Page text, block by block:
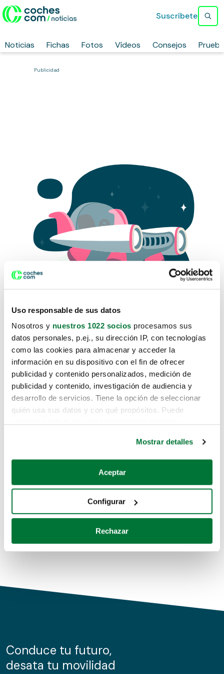
Uso responsable de sus datos
Nosotros y nuestros 1022 socios procesamos sus
datos personales, p.ej., su dirección IP, con tecnologías
como las cookies para almacenar y acceder la
información en su dispositivo con el fin de ofrecer
publicidad y contenido personalizados, medición de
publicidad y contenido, investigación de audiencia y
desarrollo de servicios. Tiene la opción de seleccionar
quién usa sus datos y con qué propósitos. Puede
Si lo permite, también quisiéramos:
Recopilar información sobre su ubicación geográfica
Identificar su dispositivo analizándolo activamente
para buscar características específicas (huellas
Obtenga más información sobre cómo se procesan sus
de cookies.
información sobre el uso que haga del sitio web con
nuestros partners de redes sociales, publicidad y análisis
Mostrar detalles
Aceptar
Configurar
Rechazar
Noticias Fichas Fotos Vídeos Consejos
Suscríbete
Publicidad
Lo sentimos, no sabemos como
te hemos traido hasta aquí.
Pero puedes encontrar el coche que estás
buscando en alguno de estos enlaces:
Coches de segunda mano
Coches de km0
Conduce tu futuro,
desata tu movilidad